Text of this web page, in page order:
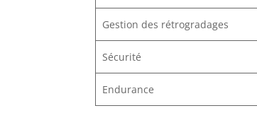
Gestion des rétrogradages
Sécurité
Endurance